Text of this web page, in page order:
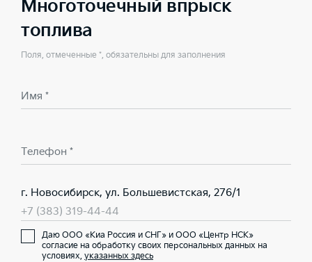
Многоточечный впрыск
топлива
Поля, отмеченные *, обязательны для заполнения
Имя *
Телефон *
г. Новосибирск, ул. Большевистская, 276/1
+7 (383) 319-44-44
Даю ООО «Киа Россия и СНГ» и ООО «Центр НСК»
согласие на обработку своих персональных данных на
условиях, указанных здесь